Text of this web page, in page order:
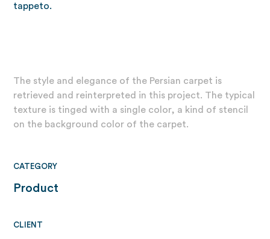
tappeto.
The style and elegance of the Persian carpet is
retrieved and reinterpreted in this project. The typical
texture is tinged with a single color, a kind of stencil
on the background color of the carpet.
CATEGORY
Product
CLIENT